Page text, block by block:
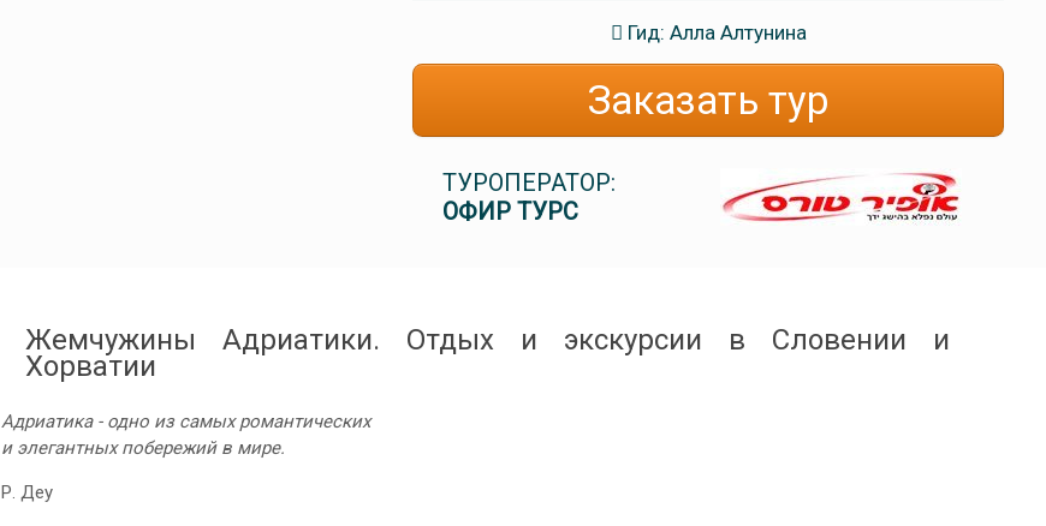
Гид: Алла Алтунина
Заказать тур
ТУРОПЕРАТОР:
ОФИР ТУРС
Жемчужины Адриатики. Отдых и экскурсии в Словении и
Хорватии
Адриатика - одно из самых романтических
и элегантных побережий в мире.
Р. Деу